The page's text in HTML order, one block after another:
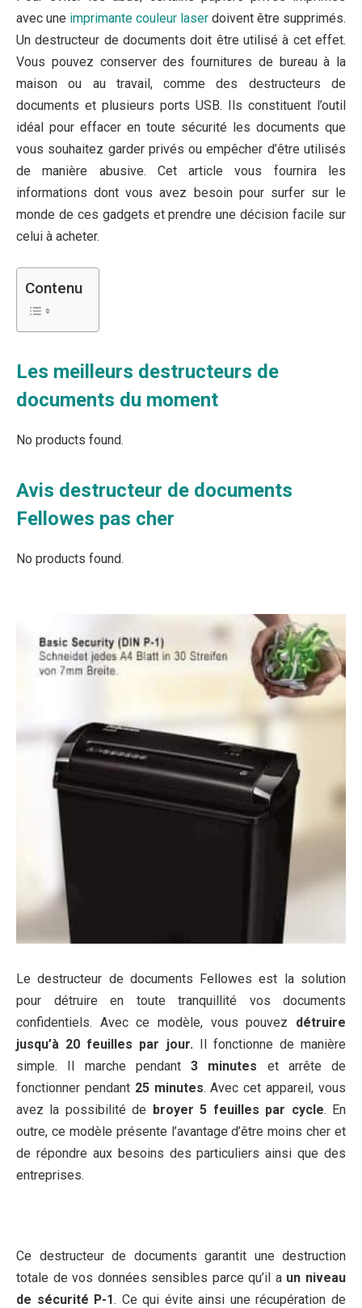
avec une imprimante couleur laser doivent être supprimés.
Un destructeur de documents doit être utilisé à cet effet.
Vous pouvez conserver des fournitures de bureau à la
maison ou au travail, comme des destructeurs de
documents et plusieurs ports USB. Ils constituent l’outil
idéal pour effacer en toute sécurité les documents que
vous souhaitez garder privés ou empêcher d’être utilisés
de manière abusive. Cet article vous fournira les
informations dont vous avez besoin pour surfer sur le
monde de ces gadgets et prendre une décision facile sur
celui à acheter.
Contenu
Les meilleurs destructeurs de
documents du moment
No products found.
Avis destructeur de documents
Fellowes pas cher
No products found.
Le destructeur de documents Fellowes est la solution
pour détruire en toute tranquillité vos documents
confidentiels. Avec ce modèle, vous pouvez détruire
jusqu’à 20 feuilles par jour. Il fonctionne de manière
simple. Il marche pendant 3 minutes et arrête de
fonctionner pendant 25 minutes. Avec cet appareil, vous
avez la possibilité de broyer 5 feuilles par cycle. En
outre, ce modèle présente l’avantage d’être moins cher et
de répondre aux besoins des particuliers ainsi que des
entreprises.
Ce destructeur de documents garantit une destruction
totale de vos données sensibles parce qu’il a un niveau
de sécurité P-1. Ce qui évite ainsi une récupération de